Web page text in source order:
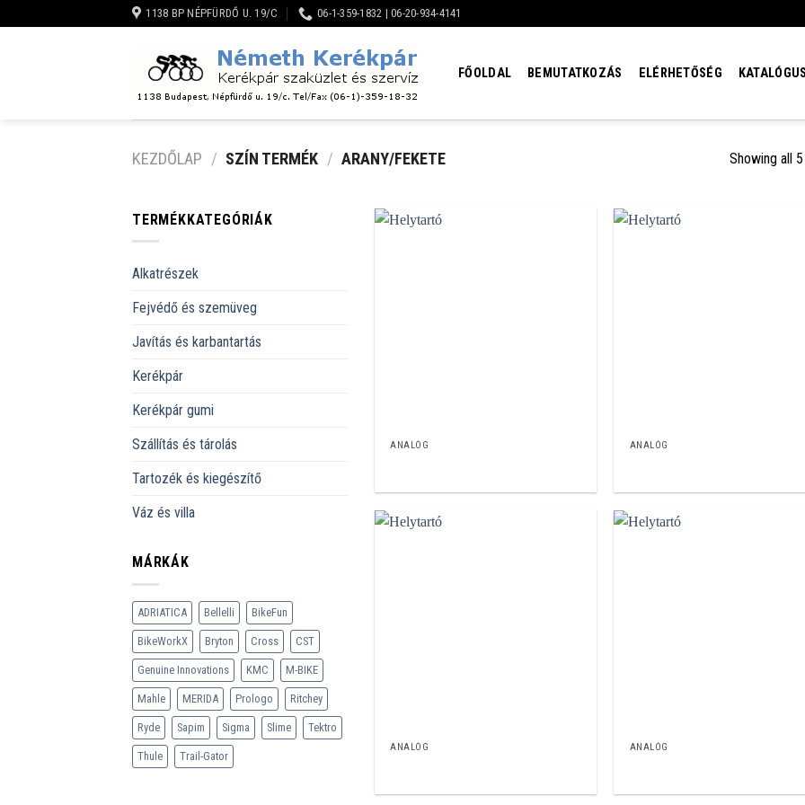
to
1138 BP NÉPFÜRDŐ U. 19/C 06-1-359-1832 | 06-20-934-4141
FŐOLDAL BEMUTATKOZÁS ELÉRHETŐSÉG KATALÓGUS
KEZDŐLAP / SZÍN TERMÉK / ARANY/FEKETE Showing all
TERMÉKKATEGÓRIÁK
Alkatrészek
Fejvédő és szemüveg
Javítás és karbantartás
Kerékpár
Kerékpár gumi
Szállítás és tárolás
Tartozék és kiegészítő
Váz és villa
MÁRKÁK
ADRIATICA Bellelli BikeFun
BikeWorkX Bryton Cross CST
Genuine Innovations KMC M-BIKE
Mahle MERIDA Prologo Ritchey
Ryde Sapim Sigma Slime Tektro
Thule Trail-Gator
ANALÓG ANALÓG
ANALÓG ANALÓG